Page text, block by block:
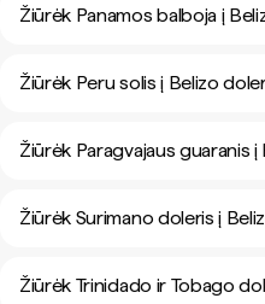
Žiūrėk Panamos balboja į
Žiūrėk Peru solis į Belizo
Žiūrėk Paragvajaus guaranis
Žiūrėk Surimano doleris į
Žiūrėk Trinidado ir Tobago